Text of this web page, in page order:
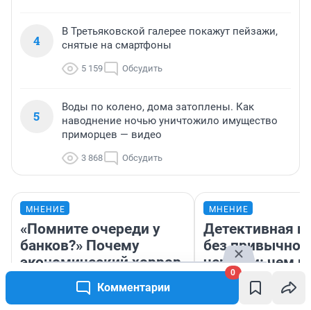
Комментарии
0
4
В Третьяковской галерее покажут пейзажи,
снятые на смартфоны
5 159 Обсудить
5
Воды по колено, дома затоплены. Как
наводнение ночью уничтожило имущество
приморцев — видео
3 868 Обсудить
МНЕНИЕ
«Помните очереди у
банков?» Почему
экономический хоррор
90-х может
повториться в 2026-м
МНЕНИЕ
Детективная
без привычной
чернухи: чем
новый
сериал «Когда